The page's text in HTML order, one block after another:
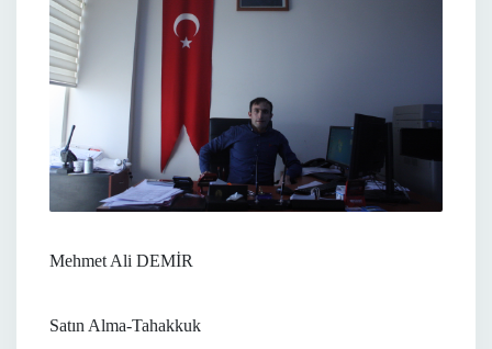
Mehmet Ali DEMİR
Satın Alma-Tahakkuk